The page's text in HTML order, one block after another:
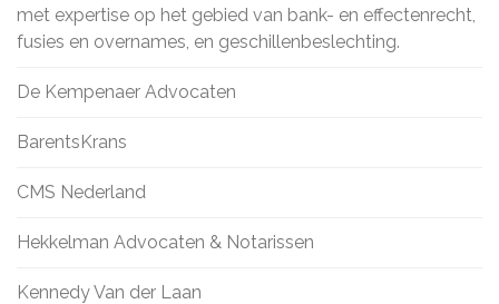
met expertise op het gebied van bank- en effectenrecht,
fusies en overnames, en geschillenbeslechting.
De Kempenaer Advocaten
BarentsKrans
CMS Nederland
Hekkelman Advocaten & Notarissen
Kennedy Van der Laan